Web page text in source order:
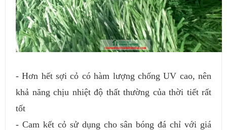
- Hơn hết sợi cỏ có hàm lượng chống UV cao, nên
khả năng chịu nhiệt độ thất thường của thời tiết rất
tốt
- Cam kết cỏ sử dụng cho sân bóng đá chỉ với giá